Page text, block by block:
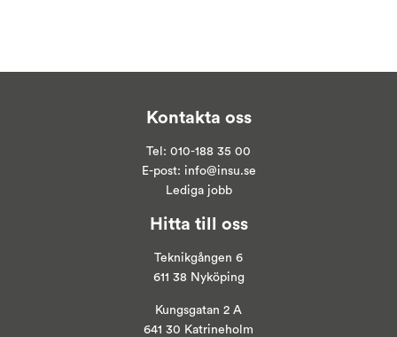
Kontakta oss
Tel: 010-188 35 00
E-post: info@insu.se
Lediga jobb
Hitta till oss
Teknikgången 6
611 38 Nyköping
Kungsgatan 2 A
641 30 Katrineholm